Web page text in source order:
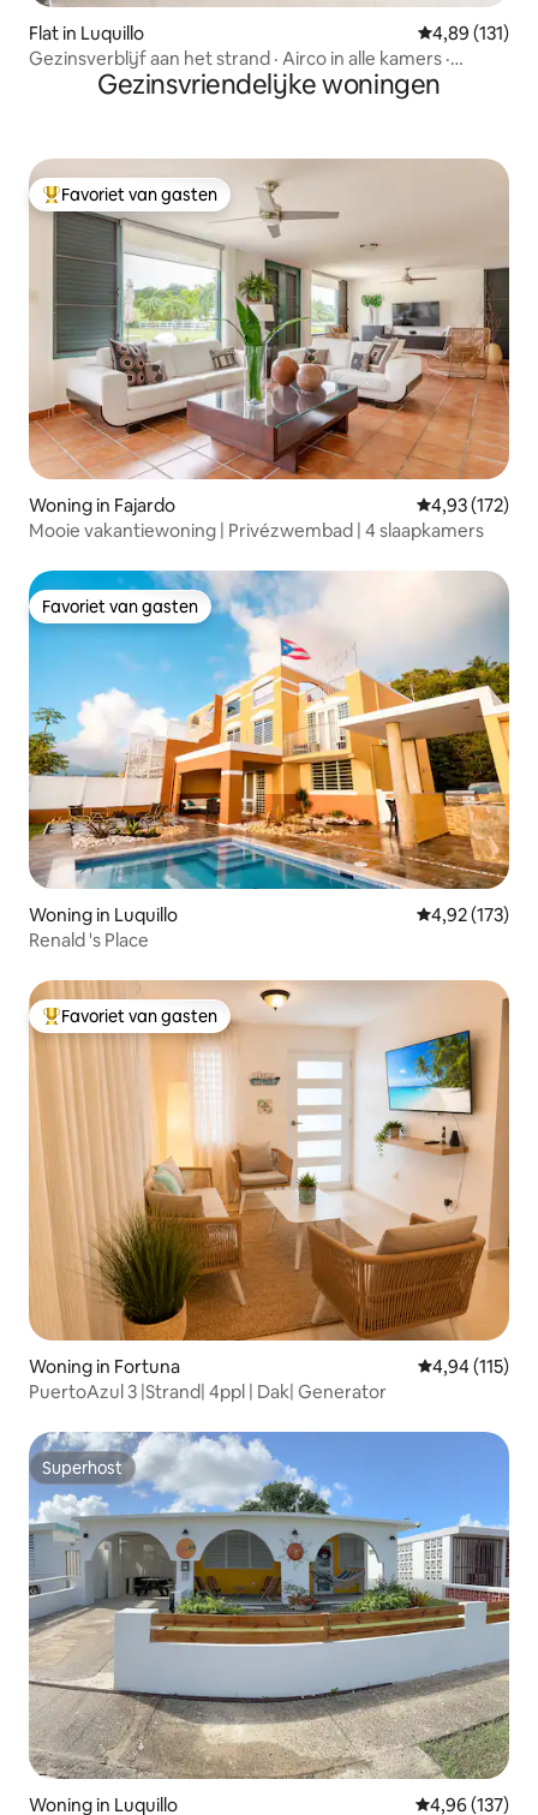
Flat in Luquillo Gemiddelde
4,89 (131)
Gezinsverblijf aan het strand · Airco in alle kamers ·
GerenoveerdGezinsvriendelijke woningen
Topfavoriet van gasten
Favoriet van gasten
Woning in Fajardo Gemiddelde
4,93 (172)
Mooie vakantiewoning | Privézwembad | 4 slaapkamers
Favoriet van gasten
Favoriet van gasten
Woning in Luquillo Gemiddelde
4,92 (173)
Renald 's Place
Topfavoriet van gasten
Favoriet van gasten
Woning in Fortuna Gemiddelde
4,94 (115)
PuertoAzul 3 |Strand| 4ppl | Dak| Generator
Superhost
Superhost
Woning in Luquillo Gemiddelde
4,96 (137)